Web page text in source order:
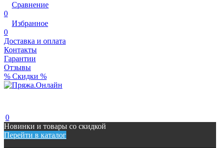
Сравнение
0
Избранное
0
Доставка и оплата
Контакты
Гарантии
Отзывы
% Скидки %
0
Новинки и товары со скидкой
Перейти в каталог